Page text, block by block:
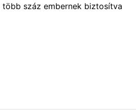
száz embernek biztosítva